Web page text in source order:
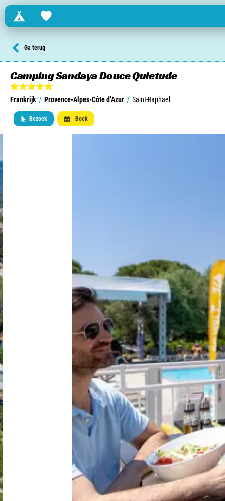
Campings Favorites
Zoek een camping in ...
Nederland
Begië
Luxemburg
Nieuws / blog
Veel gestelde vragen
Meld mijn camping aan
Ga terug
Camping Sandaya Douce Quietude
Frankrijk / Provence-Alpes-Côte d’Azur / Saint-Raphael
Bezoek Boek